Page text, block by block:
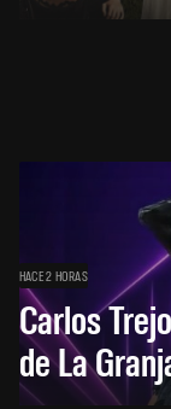
HACE 2 HORAS
Carlos
de La